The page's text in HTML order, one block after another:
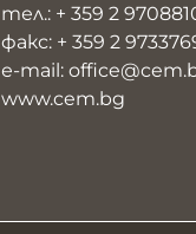
тел.: + 359 2
факс: + 359 2
е-mail:
www.cem.bg